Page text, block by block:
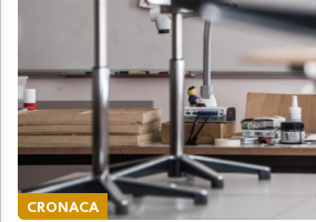
CRONACA